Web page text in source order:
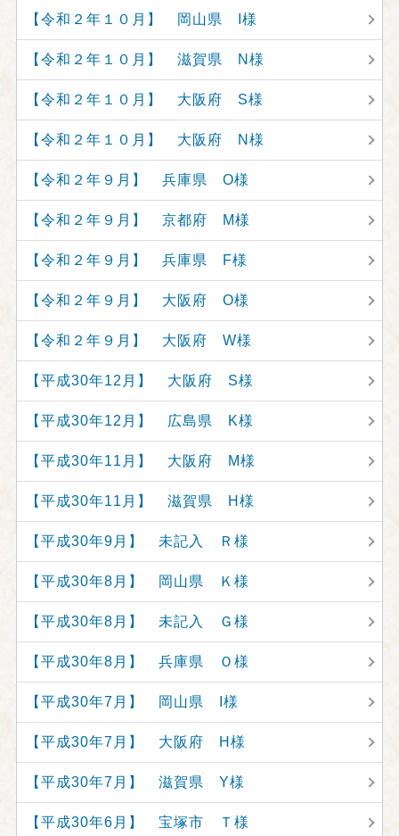
【令和２年１０月】 岡山県 I様
【令和２年１０月】 滋賀県 N様
【令和２年１０月】 大阪府 S様
【令和２年１０月】 大阪府 N様
【令和２年９月】 兵庫県 O様
【令和２年９月】 京都府 M様
【令和２年９月】 兵庫県 F様
【令和２年９月】 大阪府 O様
【令和２年９月】 大阪府 W様
【平成30年12月】 大阪府 S様
【平成30年12月】 広島県 K様
【平成30年11月】 大阪府 M様
【平成30年11月】 滋賀県 H様
【平成30年9月】 未記入 Ｒ様
【平成30年8月】 岡山県 Ｋ様
【平成30年8月】 未記入 Ｇ様
【平成30年8月】 兵庫県 Ｏ様
【平成30年7月】 岡山県 I様
【平成30年7月】 大阪府 H様
【平成30年7月】 滋賀県 Y様
【平成30年6月】 宝塚市 Ｔ様